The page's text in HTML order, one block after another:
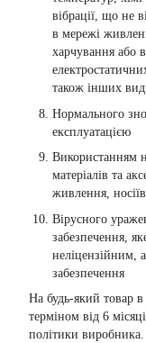
вібрації, що не
в мережі
харчування або
також інших
Нормального
експлуатацією
Використанням
матеріалів та
живлення,
Вірусного
забезпечення,
неліцензійним,
забезпечення
На будь-який товар в
терміном від 6
політики виробника.